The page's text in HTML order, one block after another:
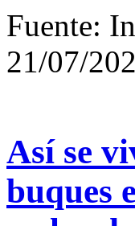
Fuente:
21/07/
Así se
buques